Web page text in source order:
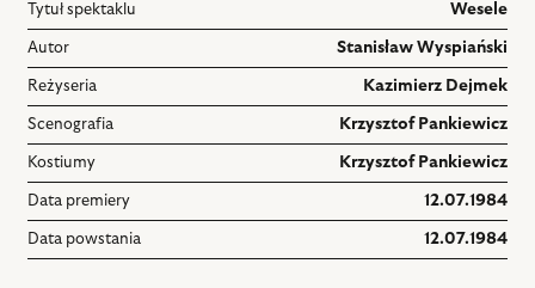
Tytuł spektaklu Wesele
Autor Stanisław Wyspiański
Reżyseria Kazimierz Dejmek
Scenografia Krzysztof Pankiewicz
Kostiumy Krzysztof Pankiewicz
Data premiery 12.07.1984
Data powstania 12.07.1984